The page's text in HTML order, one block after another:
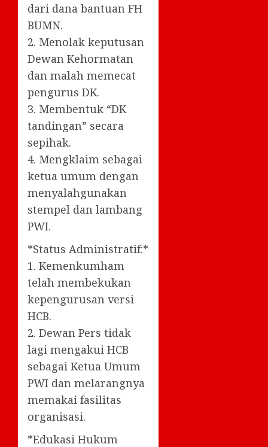
dari dana bantuan FH
BUMN.
2. Menolak keputusan
Dewan Kehormatan
dan malah memecat
pengurus DK.
3. Membentuk “DK
tandingan” secara
sepihak.
4. Mengklaim sebagai
ketua umum dengan
menyalahgunakan
stempel dan lambang
PWI.
*Status Administratif:*
1. Kemenkumham
telah membekukan
kepengurusan versi
HCB.
2. Dewan Pers tidak
lagi mengakui HCB
sebagai Ketua Umum
PWI dan melarangnya
memakai fasilitas
organisasi.
*Edukasi Hukum